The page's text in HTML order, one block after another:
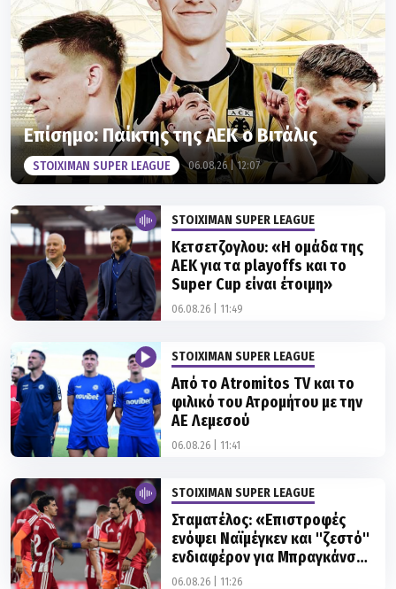
Επίσημο: Παίκτης της ΑΕΚ ο Βιτάλις
STOIXIMAN SUPER LEAGUE 06.08.26 | 12:07
STOIXIMAN SUPER LEAGUE
Κετσετζογλου: «Η ομάδα της
ΑΕΚ για τα playoffs και το
Super Cup είναι έτοιμη»
06.08.26 | 11:49
STOIXIMAN SUPER LEAGUE
Από το Atromitos TV και το
φιλικό του Ατρομήτου με την
ΑΕ Λεμεσού
06.08.26 | 11:41
STOIXIMAN SUPER LEAGUE
Σταματέλος: «Επιστροφές
ενόψει Ναϊμέγκεν και ''ζεστό''
ενδιαφέρον για Μπραγκάνσα,
Μόουρα»
06.08.26 | 11:26